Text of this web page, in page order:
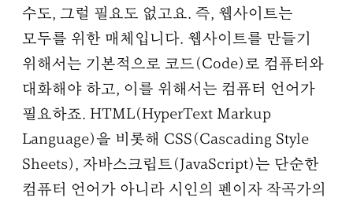
수도, 그럴 필요도 없고요. 즉, 웹사이트는
모두를 위한 매체입니다. 웹사이트를 만들기
위해서는 기본적으로 코드(Code)로 컴퓨터와
대화해야 하고, 이를 위해서는 컴퓨터 언어가
필요하죠. HTML(HyperText Markup
Language)을 비롯해 CSS(Cascading Style
Sheets), 자바스크립트(JavaScript)는 단순한
컴퓨터 언어가 아니라 시인의 펜이자 작곡가의